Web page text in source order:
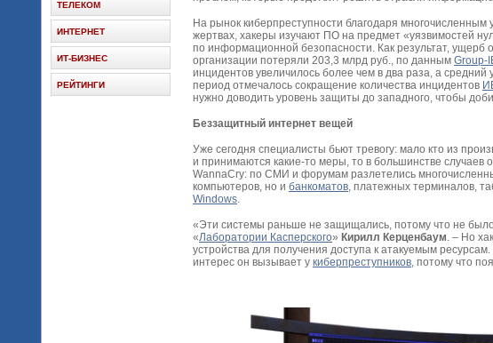
На рынок киберпреступности благодаря
жертвах, хакеры изучают ПО на предмет «уязвимостей
по информационной безопасности. Как результат, ущерб
организации потеряли 203,3 млрд руб., по данным Group-
инцидентов увеличилось более чем в два раза, а
период отмечалось сокращение количества инцидентов
нужно доводить уровень защиты до западного, чтобы
Беззащитный интернет вещей
Уже сегодня специалисты бьют тревогу: мало кто из
и принимаются какие-то меры, то в большинстве случаев
WannaCry: по СМИ и форумам разлетелись
компьютеров, но и банкоматов, платежных терминалов,
Windows.
«Эти системы раньше не защищались, потому что не
«Лаборатории Касперского» Кирилл Керценбаум. – Но
устройства для получения доступа к атакуемым
интерес он вызывает у киберпреступников, потому что
ТЕЛЕКОМ
ИНТЕРНЕТ
ИТ-БИЗНЕС
РЕЙТИНГИ